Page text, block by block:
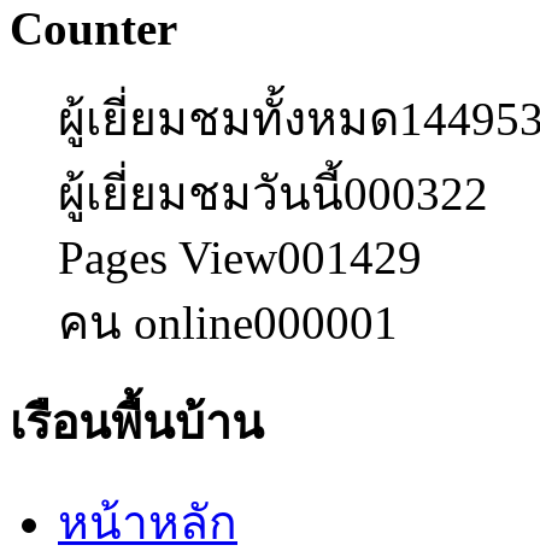
Counter
ผู้เยี่ยมชมทั้งหมด
ผู้เยี่ยมชมวันนี้000322
Pages View001429
คน online000001
เรือนพื้นบ้าน
หน้าหลัก